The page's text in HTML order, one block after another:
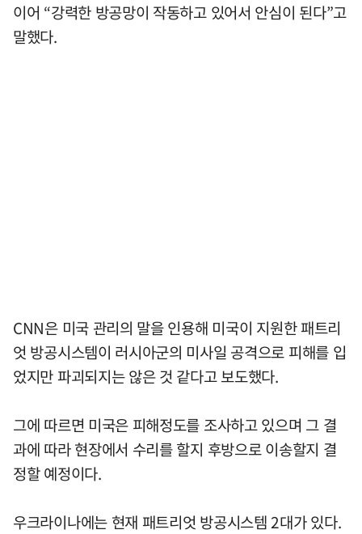
이어 “강력한 방공망이 작동하고 있어서 안심이 된다”고
말했다.
CNN은 미국 관리의 말을 인용해 미국이 지원한 패트리
엇 방공시스템이 러시아군의 미사일 공격으로 피해를 입
었지만 파괴되지는 않은 것 같다고 보도했다.
그에 따르면 미국은 피해정도를 조사하고 있으며 그 결
과에 따라 현장에서 수리를 할지 후방으로 이송할지 결
정할 예정이다.
우크라이나에는 현재 패트리엇 방공시스템 2대가 있다.